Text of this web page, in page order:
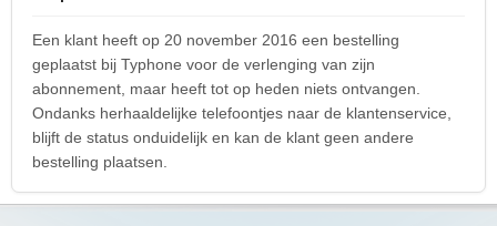
Een klant heeft op 20 november 2016 een bestelling
geplaatst bij Typhone voor de verlenging van zijn
abonnement, maar heeft tot op heden niets ontvangen.
Ondanks herhaaldelijke telefoontjes naar de klantenservice,
blijft de status onduidelijk en kan de klant geen andere
bestelling plaatsen.